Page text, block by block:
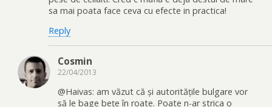
sa mai poata face ceva cu efecte in practica!
Reply
Cosmin
22/04/2013
@Haivas: am văzut că și autoritățile bulgare vor
să le bage bețe în roate. Poate n-ar strica o